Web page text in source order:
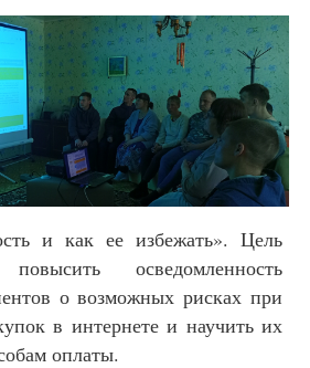
и как ее избежать». Цель
осведомленность
о возможных рисках при
в интернете и научить их
оплаты.